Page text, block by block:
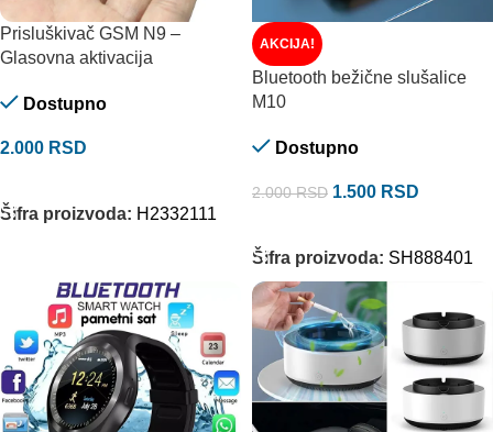
Prisluškivač GSM N9 –
Glasovna aktivacija
Dostupno
2.000 RSD
Šifra proizvoda: H2332111
AKCIJA!
Bluetooth bežične slušalice
M10
Dostupno
2.000RSD 1.500 RSD
Šifra proizvoda: SH888401